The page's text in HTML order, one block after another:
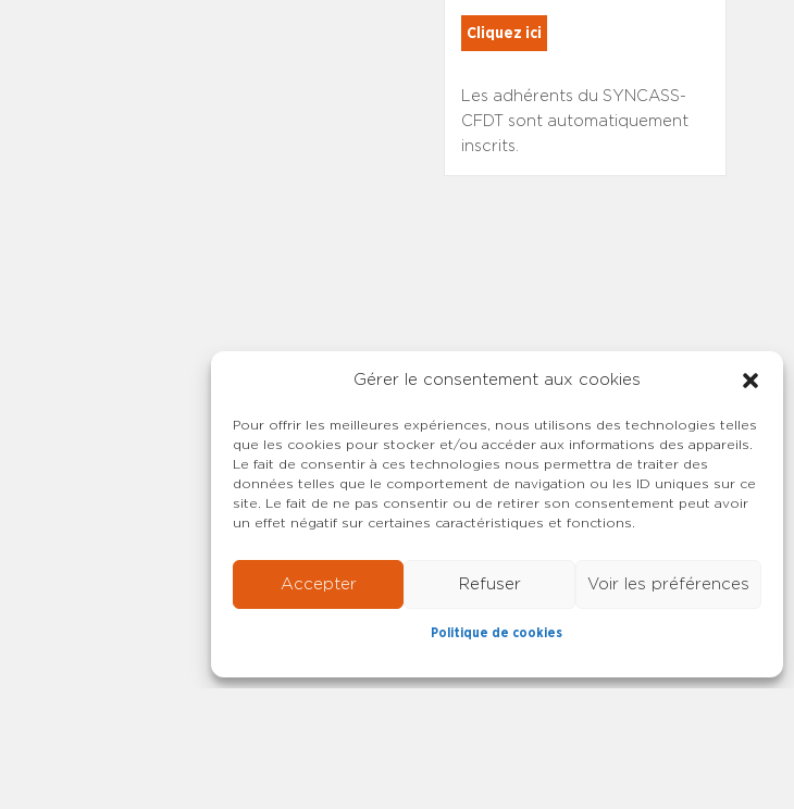
Gérer le consentement aux cookies
Pour offrir les meilleures expériences, nous utilisons des technologies telles
que les cookies pour stocker et/ou accéder aux informations des appareils.
Le fait de consentir à ces technologies nous permettra de traiter des
données telles que le comportement de navigation ou les ID uniques sur ce
site. Le fait de ne pas consentir ou de retirer son consentement peut avoir
un effet négatif sur certaines caractéristiques et fonctions.
Accepter Refuser Voir les préférences
Politique de cookies
Cliquez ici
Les adhérents du SYNCASS-
CFDT sont automatiquement
inscrits.